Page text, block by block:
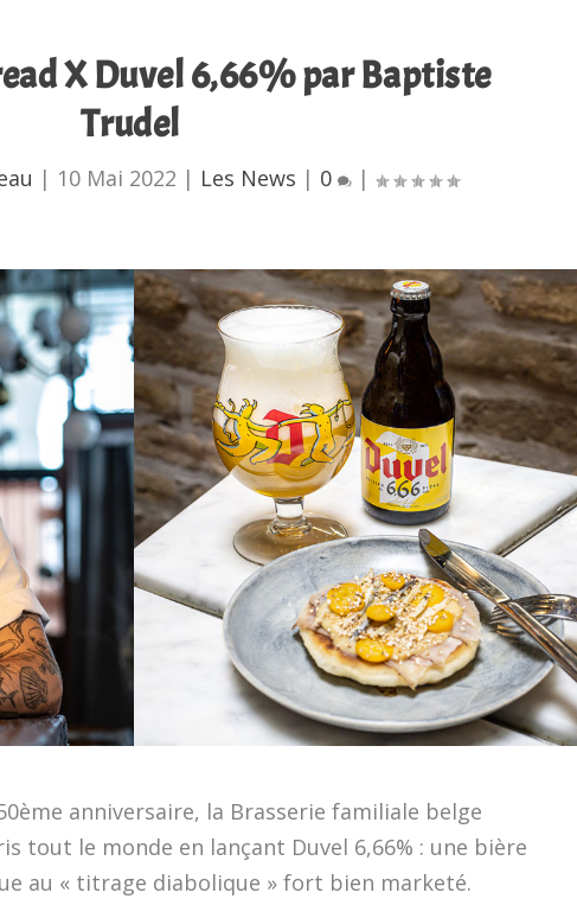
X Duvel 6,66% par Baptiste
Trudel
| 10 Mai 2022 | Les News | 0 |
anniversaire, la Brasserie familiale belge
tout le monde en lançant Duvel 6,66% : une bière
au « titrage diabolique » fort bien marketé.